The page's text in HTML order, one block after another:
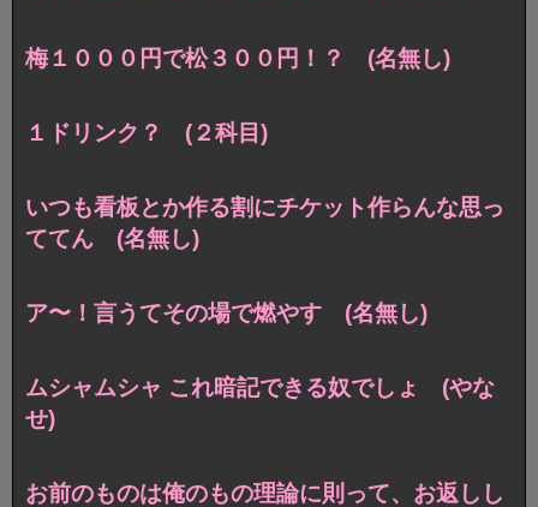
梅１０００円で松３００円！？ (名無し)
１ドリンク？ (２科目)
いつも看板とか作る割にチケット作らんな思っ
ててん (名無し)
ア〜！言うてその場で燃やす (名無し)
ムシャムシャ これ暗記できる奴でしょ (やな
せ)
お前のものは俺のもの理論に則って、お返しし